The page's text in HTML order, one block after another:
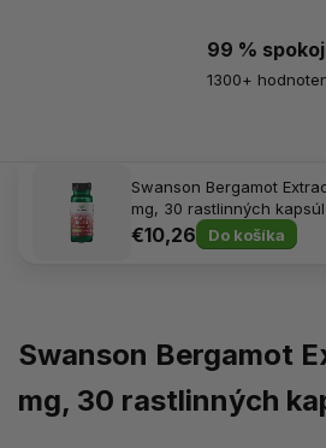
99 %
1300+
Swanson Bergamot
mg, 30 rastlinných kapsúl
€10,26 Do košíka
Swanson Bergamot
mg, 30 rastlinných